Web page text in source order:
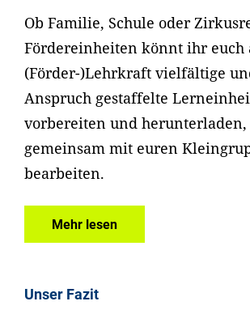
Ob Familie, Schule oder
Fördereinheiten könnt ihr euch
(Förder-)Lehrkraft vielfältige
Anspruch gestaffelte
vorbereiten und herunterladen,
gemeinsam mit euren
bearbeiten.
Mehr lesen
Unser Fazit